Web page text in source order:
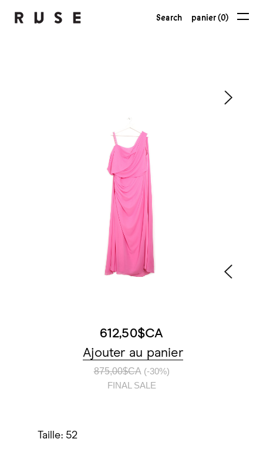
Search panier (0)
612,50$CA
Ajouter au panier
875,00$CA (-30%)
FINAL SALE
Taille: 52